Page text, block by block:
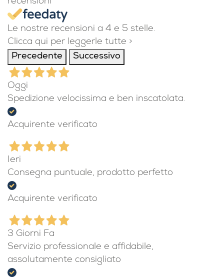
recensioni
Le nostre recensioni a 4 e 5 stelle.
Clicca qui per leggerle tutte >
Precedente
Successivo
Oggi
Spedizione velocissima e ben inscatolata.
Acquirente verificato
Ieri
Consegna puntuale, prodotto perfetto
Acquirente verificato
3 Giorni Fa
Servizio professionale e affidabile,
assolutamente consigliato